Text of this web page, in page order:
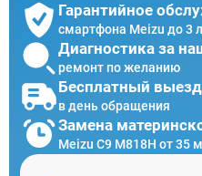
Гарантийное
смартфона Meizu до 3
Диагностика за
ремонт по желанию
Бесплатный
в день обращения
Замена
Meizu C9 M818H от 35